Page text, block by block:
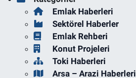
Emlak Haberleri
Sektörel Haberler
Emlak Rehberi
Konut Projeleri
Toki Haberleri
Arsa – Arazi Haberleri